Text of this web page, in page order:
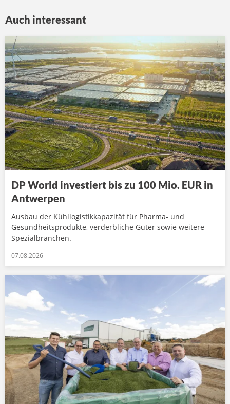
Auch interessant
DP World investiert bis zu 100 Mio. EUR in
Antwerpen
Ausbau der Kühllogistikkapazität für Pharma- und
Gesundheitsprodukte, verderbliche Güter sowie weitere
Spezialbranchen.
07.08.2026